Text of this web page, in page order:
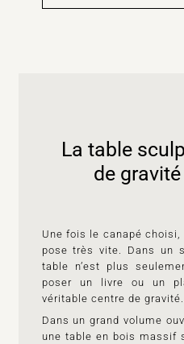
La table
de
Une fois le canapé
pose très vite. Dans un
table n’est plus
poser un livre ou un
véritable centre de gravité.
Dans un grand volume
une table en bois massif